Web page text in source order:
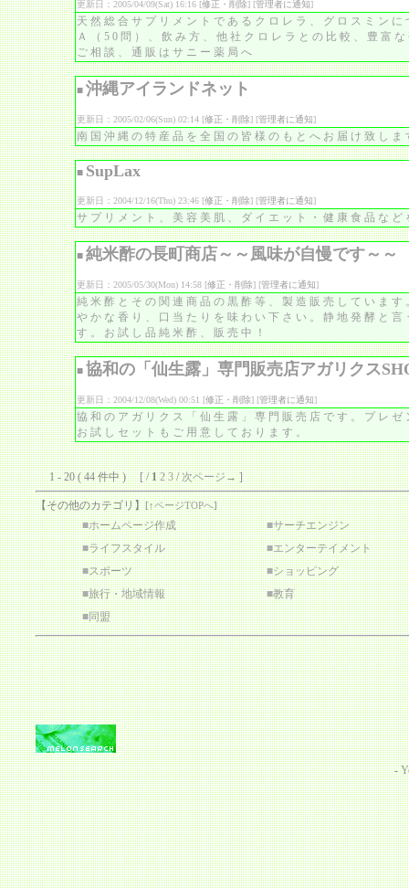
更新日：2005/04/09(Sat) 16:16 [修正・削除] [管理者に通知]
天然総合サプリメントであるクロレラ、グロスミン
Ａ（50問）、飲み方、他社クロレラとの比較、豊富
ご相談、通販はサニー薬局へ
■ 沖縄アイランドネット
更新日：2005/02/06(Sun) 02:14 [修正・削除] [管理者に通知]
南国沖縄の特産品を全国の皆様のもとへお届け致しま
■ SupLax
更新日：2004/12/16(Thu) 23:46 [修正・削除] [管理者に通知]
サプリメント、美容美肌、ダイエット・健康食品な
■ 純米酢の長町商店～～風味が自慢です～～
更新日：2005/05/30(Mon) 14:58 [修正・削除] [管理者に通知]
純米酢とその関連商品の黒酢等、製造販売していま
やかな香り、口当たりを味わい下さい。静地発酵と
す。お試し品純米酢、販売中！
■ 協和の「仙生露」専門販売店アガリクス
更新日：2004/12/08(Wed) 00:51 [修正・削除] [管理者に通知]
協和のアガリクス「仙生露」専門販売店です。プレ
お試しセットもご用意しております。
1 - 20 ( 44 件中 ) [ /1 2 3/次ページ→]
【その他のカテゴリ】[↑ページTOPへ]
■ホームページ作成 ■サーチエンジン
■ライフスタイル ■エンターテイメント
■スポーツ ■ショッピング
■旅行・地域情報 ■教育
■同盟
-